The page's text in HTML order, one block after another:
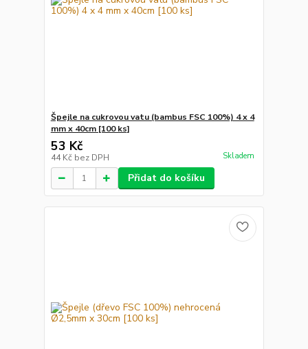
Špejle na cukrovou vatu (bambus FSC 100%) 4 x 4
mm x 40cm [100 ks]
53 Kč
44 Kč bez DPH Skladem
Přidat do košíku